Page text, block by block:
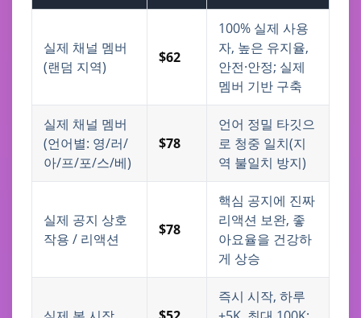
실제 채널 멤버
(랜덤 지역)
$62
100% 실제 사용
자, 높은 유지율,
안전·안정; 실제
멤버 기반 구축
실제 채널 멤버
(언어별: 영/러/
아/프/포/스/베)
$78
언어 정밀 타깃으
로 청중 일치(지
역 불일치 방지)
실제 공지 상호
작용 / 리액션
$78
핵심 공지에 진짜
리액션 보완, 좋
아요율을 건강하
게 상승
즉시 시작, 하루